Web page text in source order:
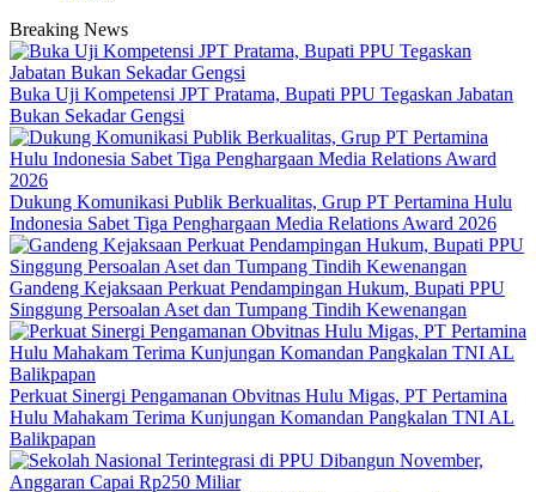
Breaking News
Buka Uji Kompetensi JPT Pratama, Bupati PPU Tegaskan Jabatan
Bukan Sekadar Gengsi
Dukung Komunikasi Publik Berkualitas, Grup PT Pertamina Hulu
Indonesia Sabet Tiga Penghargaan Media Relations Award 2026
Gandeng Kejaksaan Perkuat Pendampingan Hukum, Bupati PPU
Singgung Persoalan Aset dan Tumpang Tindih Kewenangan
Perkuat Sinergi Pengamanan Obvitnas Hulu Migas, PT Pertamina
Hulu Mahakam Terima Kunjungan Komandan Pangkalan TNI AL
Balikpapan